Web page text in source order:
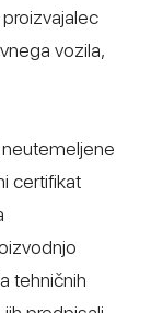
vozila,
certifikat
tehničnih